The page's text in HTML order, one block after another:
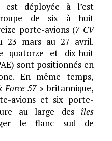
est déployée à l’est
de six à huit
porte-avions (7 CV
23 mars au 27 avril.
quatorze et dix-huit
sont positionnés en
En même temps,
Force 57 » britannique,
avions et six porte-
au large des îles
le flanc sud de